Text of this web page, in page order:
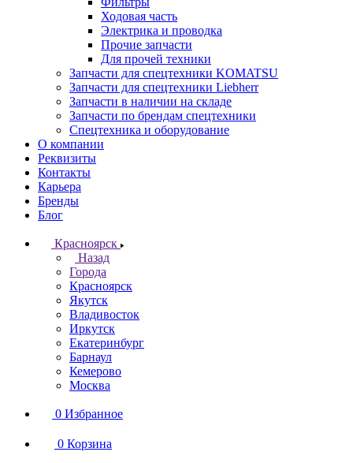
Ходовая часть
Электрика и проводка
Прочие запчасти
Для прочей техники
Запчасти для спецтехники KOMATSU
Запчасти для спецтехники Liebherr
Запчасти в наличии на складе
Запчасти по брендам спецтехники
Спецтехника и оборудование
О компании
Реквизиты
Контакты
Карьера
Бренды
Блог
Красноярск
Назад
Города
Красноярск
Якутск
Владивосток
Иркутск
Екатеринбург
Барнаул
Кемерово
Москва
0 Избранное
0 Корзина